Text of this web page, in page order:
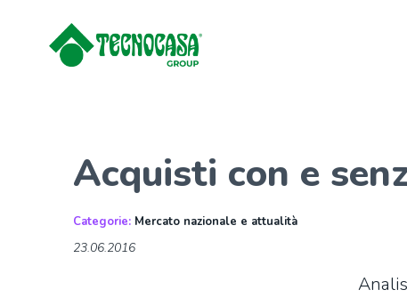
Acquisti con e
Categorie: Mercato nazionale e attualità
23.06.2016